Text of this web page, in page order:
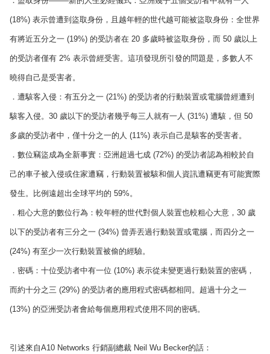
(18%) 表示曾遭到盜取身份，且越年輕的世代越可能被盜取身份：全世界
有將近五分之一 (19%) 的受訪者在 20 多歲時被盜取身份，而 50 歲以上
的受訪者僅有 2% 表示曾經受害。這項發現所引發的問題是，多數人不
曉得自己是受害者。
．遭駭客入侵：有五分之一 (21%) 的受訪者的行動裝置或電腦曾經遭到
駭客入侵。30 歲以下的受訪者幾乎每三人就有一人 (31%) 遭駭，但 50
多歲的受訪者中，僅十分之一的人 (11%) 表示自己是駭客的受害者。
．數位竊盜成為全新事實：亞洲超過七成 (72%) 的受訪者認為相較於自
己的車子被入侵或住家遭竊，行動裝置被駭和個人資訊遭竊更有可能實際
發生。比例遠超出全球平均的 59%。
．粗心大意的數位行為：較年輕的世代對個人裝置也較粗心大意，30 歲
以下的受訪者有三分之一 (34%) 曾弄丟過行動裝置或電腦，而四分之一
(24%) 有至少一次行動裝置被偷的經驗。
．密碼：十位受訪者中有一位 (10%) 表示從未變更過行動裝置的密碼，
而約十分之三 (29%) 的受訪者的應用程式密碼都相同。超過十分之一
(13%) 的亞洲受訪者會給每個應用程式使用不同的密碼。
引述來自A10 Networks 行銷副總裁 Neil Wu Becker的話：